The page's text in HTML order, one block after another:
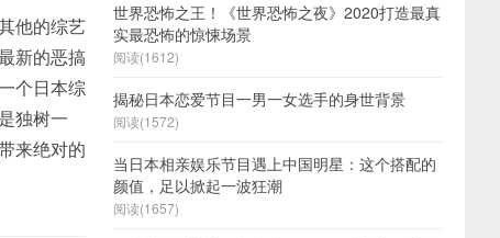
他的综艺
新的恶搞
个日本综
独树一
来绝对的
世界恐怖之王！《世界恐怖之夜》2020打造最真
实最恐怖的惊悚场景
阅读(1612)
揭秘日本恋爱节目一男一女选手的身世背景
阅读(1572)
当日本相亲娱乐节目遇上中国明星：这个搭配的
颜值，足以掀起一波狂潮
阅读(1657)